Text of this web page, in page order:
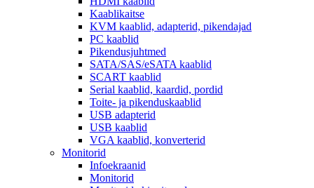
Kaablikaitse
KVM kaablid, adapterid, pikendajad
PC kaablid
Pikendusjuhtmed
SATA/SAS/eSATA kaablid
SCART kaablid
Serial kaablid, kaardid, pordid
Toite- ja pikenduskaablid
USB adapterid
USB kaablid
VGA kaablid, konverterid
Monitorid
Infoekraanid
Monitorid